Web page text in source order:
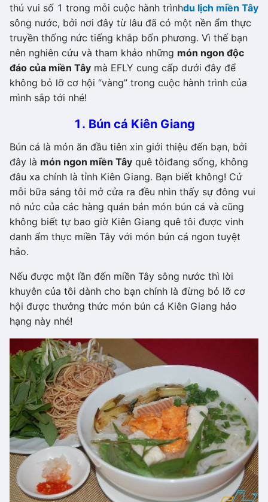
thú vui số 1 trong mỗi cuộc hành trìnhdu lịch miền Tây
sông nước, bởi nơi đây từ lâu đã có một nền ẩm thực
truyền thống nức tiếng khắp bốn phương. Vì thế bạn
nên nghiên cứu và tham khảo những món ngon độc
đáo của miền Tây mà EFLY cung cấp dưới đây để
không bỏ lỡ cơ hội “vàng” trong cuộc hành trình của
mình sắp tới nhé!
1. Bún cá Kiên Giang
Bún cá là món ăn đầu tiên xin giới thiệu đến bạn, bởi
đây là món ngon miền Tây quê tôiđang sống, không
đâu xa chính là tỉnh Kiên Giang. Bạn biết không! Cứ
mỗi bữa sáng tôi mở cửa ra đều nhìn thấy sự đông vui
nô nức của các hàng quán bán món bún cá và cũng
không biết tự bao giờ Kiên Giang quê tôi được vinh
danh ẩm thực miền Tây với món bún cá ngon tuyệt
hảo.
Nếu được một lần đến miền Tây sông nước thì lời
khuyên của tôi dành cho bạn chính là đừng bỏ lỡ cơ
hội được thưởng thức món bún cá Kiên Giang hảo
hạng này nhé!